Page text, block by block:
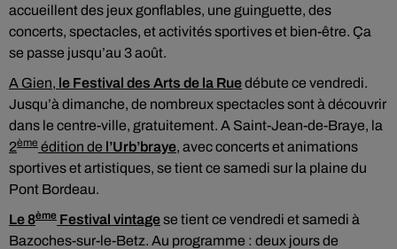
accueillent des jeux gonflables, une guinguette, des
concerts, spectacles, et activités sportives et bien-être. Ça
se passe jusqu’au 3 août.
A Gien, le Festival des Arts de la Ruedébute ce vendredi.
Jusqu’à dimanche, de nombreux spectacles sont à découvrir
dans le centre-ville, gratuitement. A Saint-Jean-de-Braye, la
2ème édition de l’Urb’braye, avec concerts et animations
sportives et artistiques, se tient ce samedi sur la plaine du
Pont Bordeau.
Le 8ème Festival vintagese tient ce vendredi et samedi à
Bazoches-sur-le-Betz. Au programme : deux jours de